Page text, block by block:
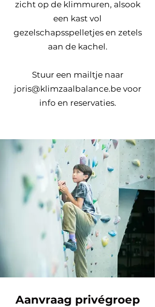
zicht op de klimmuren, alsook
een kast vol
gezelschapsspelletjes en zetels
aan de kachel.
Stuur een mailtje naar
joris@klimzaalbalance.bevoor
info en reservaties.
Aanvraag privégroep